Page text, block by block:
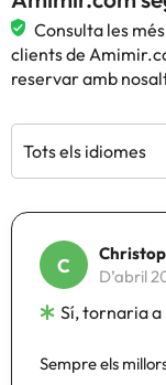
Consulta les
clients de
reservar amb